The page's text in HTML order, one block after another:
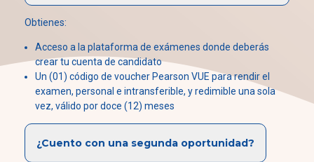
Obtienes:
Acceso a la plataforma de exámenes donde deberás
crear tu cuenta de candidato
Un (01) código de voucher Pearson VUE para rendir el
examen, personal e intransferible, y redimible una sola
vez, válido por doce (12) meses
¿Cuento con una segunda oportunidad?